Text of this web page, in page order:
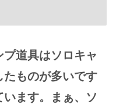
道具はソロキャ
たものが多いです
ます。まぁ、ソ